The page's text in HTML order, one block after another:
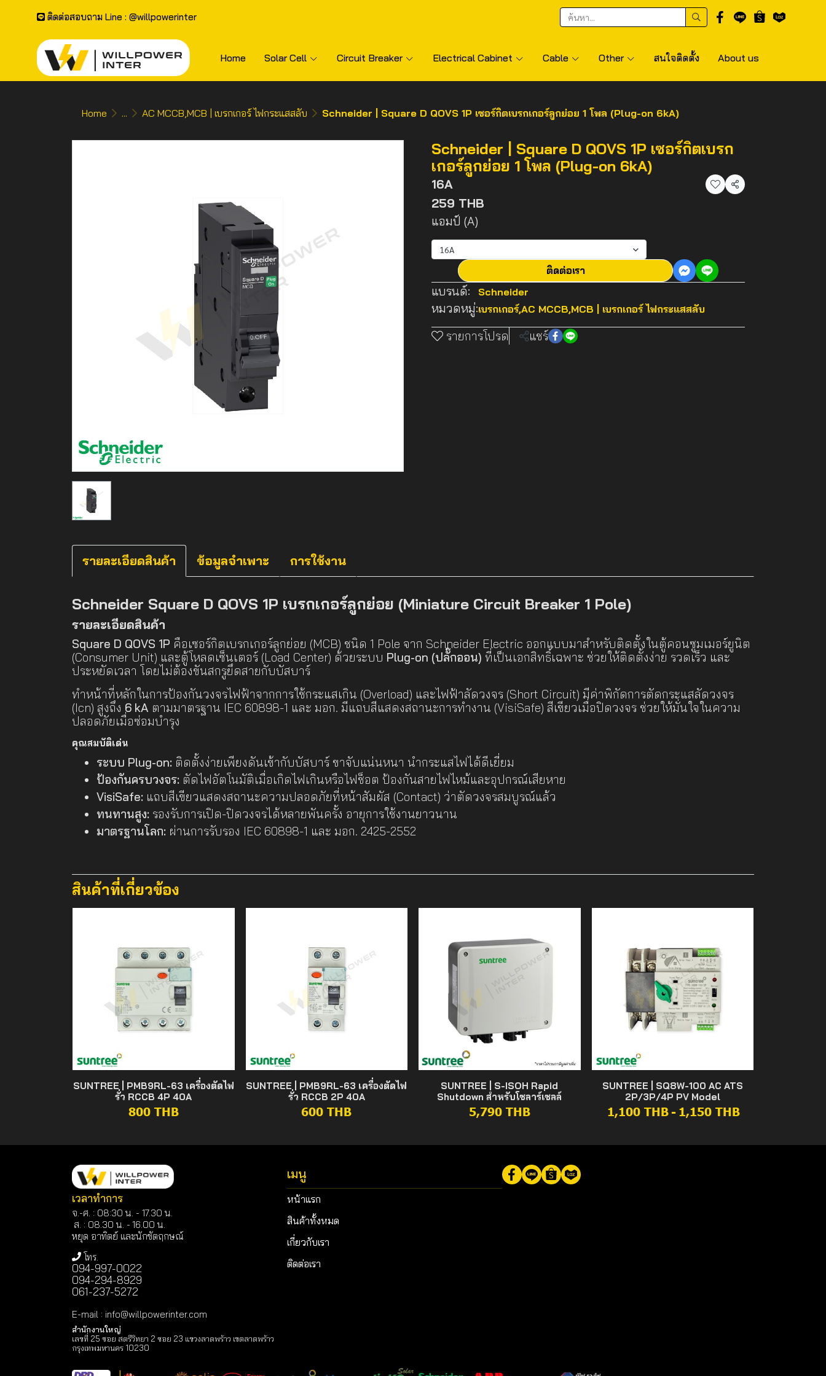
ติดต่อสอบถาม Line : @willpowerinter
Home Solar Cell Circuit Breaker Electrical Cabinet Cable Other สนใจติดตั้ง About us
Home ... AC MCCB,MCB | เบรกเกอร์ ไฟกระแสสลับ Schneider | Square D QOVS 1P เซอร์กิตเบรกเกอร์ลูกย่อย 1 โพล (Plug-on 6kA)
Schneider | Square D QOVS 1P เซอร์กิตเบรก
เกอร์ลูกย่อย 1 โพล (Plug-on 6kA)
16A แชร์
259 THB
แอมป์ (A)
16A
ติดต่อเรา
แบรนด์: Schneider
หมวดหมู่:เบรกเกอร์,AC MCCB,MCB | เบรกเกอร์ ไฟกระแสสลับ
รายการโปรด แชร์
รายละเอียดสินค้า ข้อมูลจำเพาะ การใช้งาน
Schneider Square D QOVS 1P เบรกเกอร์ลูกย่อย (Miniature Circuit Breaker 1 Pole)
รายละเอียดสินค้า
Square D QOVS 1P คือเซอร์กิตเบรกเกอร์ลูกย่อย (MCB) ชนิด 1 Pole จาก Schneider Electric ออกแบบมาสำหรับติดตั้งในตู้คอนซูมเมอร์ยูนิต
(Consumer Unit) และตู้โหลดเซ็นเตอร์ (Load Center) ด้วยระบบ Plug-on (ปลั๊กออน) ที่เป็นเอกสิทธิ์เฉพาะ ช่วยให้ติดตั้งง่าย รวดเร็ว และ
ประหยัดเวลา โดยไม่ต้องขันสกรูยึดสายกับบัสบาร์
ทำหน้าที่หลักในการป้องกันวงจรไฟฟ้าจากการใช้กระแสเกิน (Overload) และไฟฟ้าลัดวงจร (Short Circuit) มีค่าพิกัดการตัดกระแสลัดวงจร
(Icn) สูงถึง 6 kA ตามมาตรฐาน IEC 60898-1 และ มอก. มีแถบสีแสดงสถานะการทำงาน (VisiSafe) สีเขียวเมื่อปิดวงจร ช่วยให้มั่นใจในความ
ปลอดภัยเมื่อซ่อมบำรุง
คุณสมบัติเด่น
ระบบ Plug-on: ติดตั้งง่ายเพียงดันเข้ากับบัสบาร์ ขาจับแน่นหนา นำกระแสไฟได้ดีเยี่ยม
ป้องกันครบวงจร: ตัดไฟอัตโนมัติเมื่อเกิดไฟเกินหรือไฟช็อต ป้องกันสายไฟไหม้และอุปกรณ์เสียหาย
VisiSafe: แถบสีเขียวแสดงสถานะความปลอดภัยที่หน้าสัมผัส (Contact) ว่าตัดวงจรสมบูรณ์แล้ว
ทนทานสูง: รองรับการเปิด-ปิดวงจรได้หลายพันครั้ง อายุการใช้งานยาวนาน
มาตรฐานโลก: ผ่านการรับรอง IEC 60898-1 และ มอก. 2425-2552
สินค้าที่เกี่ยวข้อง
SUNTREE | PMB9RL-63 เครื่องตัดไฟ
รั่ว RCCB 4P 40A
800 THB
SUNTREE | PMB9RL-63 เครื่องตัดไฟ
รั่ว RCCB 2P 40A
600 THB
SUNTREE | S-ISOH Rapid
Shutdown สำหรับโซลาร์เซลล์
5,790 THB
SUNTREE | SQ8W-100 AC ATS
2P/3P/4P PV Model
1,100 THB - 1,150 THB
เวลาทำการ
จ.-ศ. : 08:30 น. - 17.30 น.
ส. : 08.30 น. - 16.00 น.
หยุด อาทิตย์ และนักขัตฤกษณ์
โทร.
094-997-0022
094-294-8929
061-237-5272
E-mail : info@willpowerinter.com
สำนักงานใหญ่
เลขที่ 25 ซอย สตรีวิทยา 2 ซอย 23 แขวงลาดพร้าว เขตลาดพร้าว
กรุงเทพมหานคร 10230
เมนู
หน้าแรก
สินค้าทั้งหมด
เกี่ยวกับเรา
ติดต่อเรา